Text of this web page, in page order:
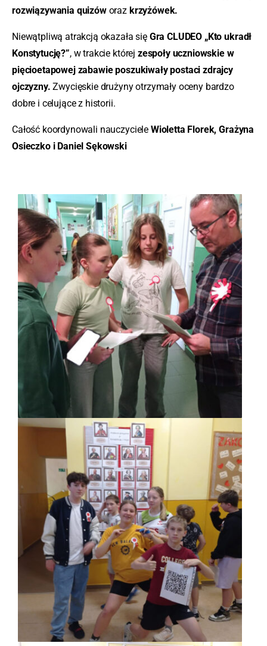
rozwiązywania quizóworaz krzyżówek.
Niewątpliwą atrakcją okazała się Gra CLUDEO „Kto ukradł
Konstytucję?”, w trakcie której zespoły uczniowskie w
pięcioetapowej zabawie poszukiwały postaci zdrajcy
ojczyzny. Zwycięskie drużyny otrzymały oceny bardzo
dobre i celujące z historii.
Całość koordynowali nauczyciele Wioletta Florek, Grażyna
Osieczko i Daniel Sękowski